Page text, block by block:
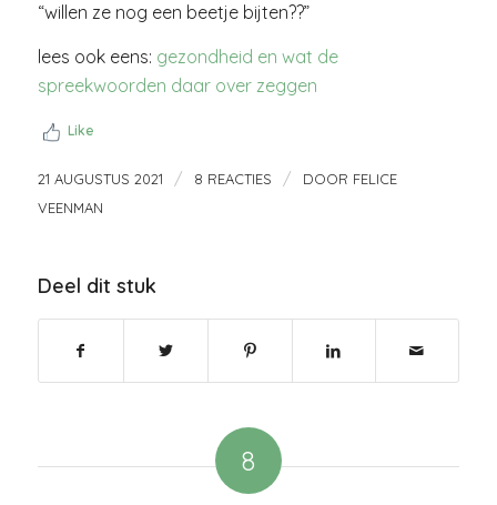
“willen ze nog een beetje bijten??”
lees ook eens: gezondheid en wat de
spreekwoorden daar over zeggen
Like
21 AUGUSTUS 2021 / 8 REACTIES / DOOR FELICE
VEENMAN
Deel dit stuk
8